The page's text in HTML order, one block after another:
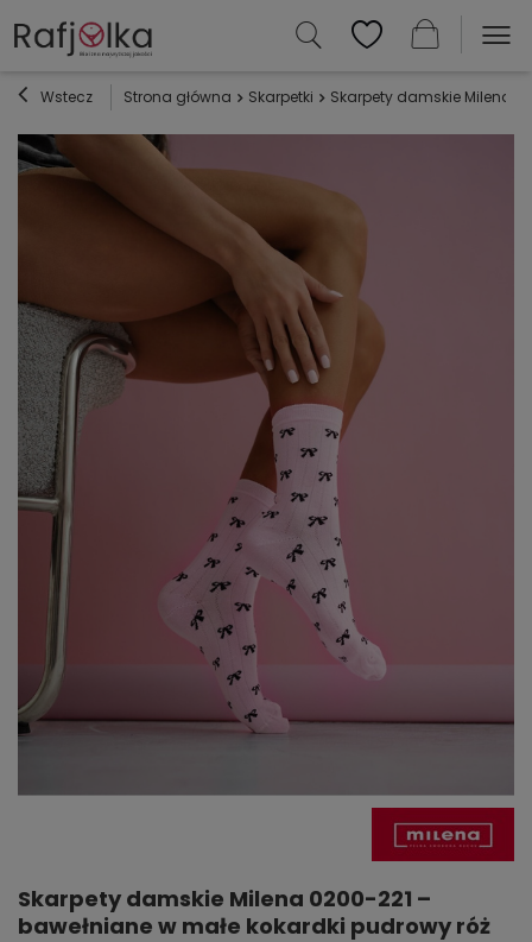
Wstecz Strona główna Skarpetki Skarpety damskie Milena
Skarpety damskie Milena 0200-221 –
bawełniane w małe kokardki pudrowy róż